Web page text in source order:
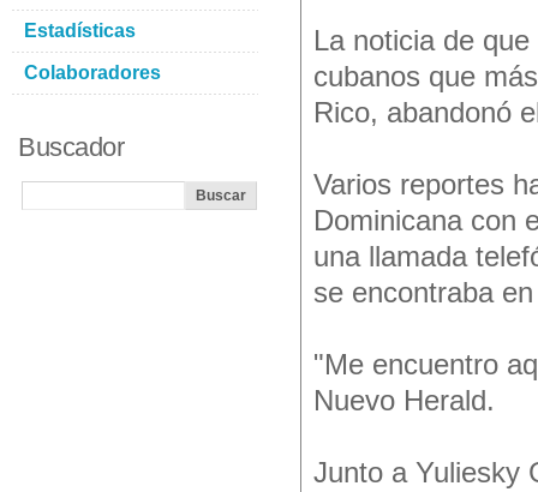
La noticia de
cubanos que
Rico, abandonó
Varios reportes
Dominicana con
una llamada
se encontraba
"Me encuentro
Nuevo Herald.
Junto a Yuliesky
Estadísticas
Colaboradores
Buscador